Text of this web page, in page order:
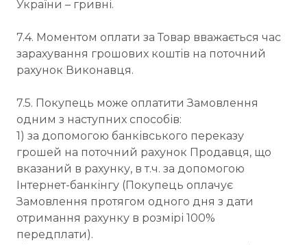
України – гривні.
7.4. Моментом оплати за Товар вважається час
зарахування грошових коштів на поточний
рахунок Виконавця.
7.5. Покупець може оплатити Замовлення
одним з наступних способів:
1) за допомогою банківського переказу
грошей на поточний рахунок Продавця, що
вказаний в рахунку, в т.ч. за допомогою
Інтернет-банкінгу (Покупець оплачує
Замовлення протягом одного дня з дати
отримання рахунку в розмірі 100%
передплати).